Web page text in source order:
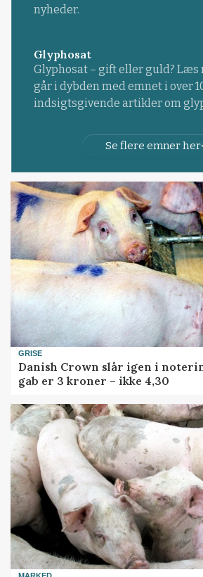
nyheder.
Glyphosat
Glyphosat – gift eller guld? Læs
går i dybden med emnet i over
indsigtsgivende artikler om
Se flere emner her
GRISE
Danish Crown slår igen i
gab er 3 kroner – ikke 4,30